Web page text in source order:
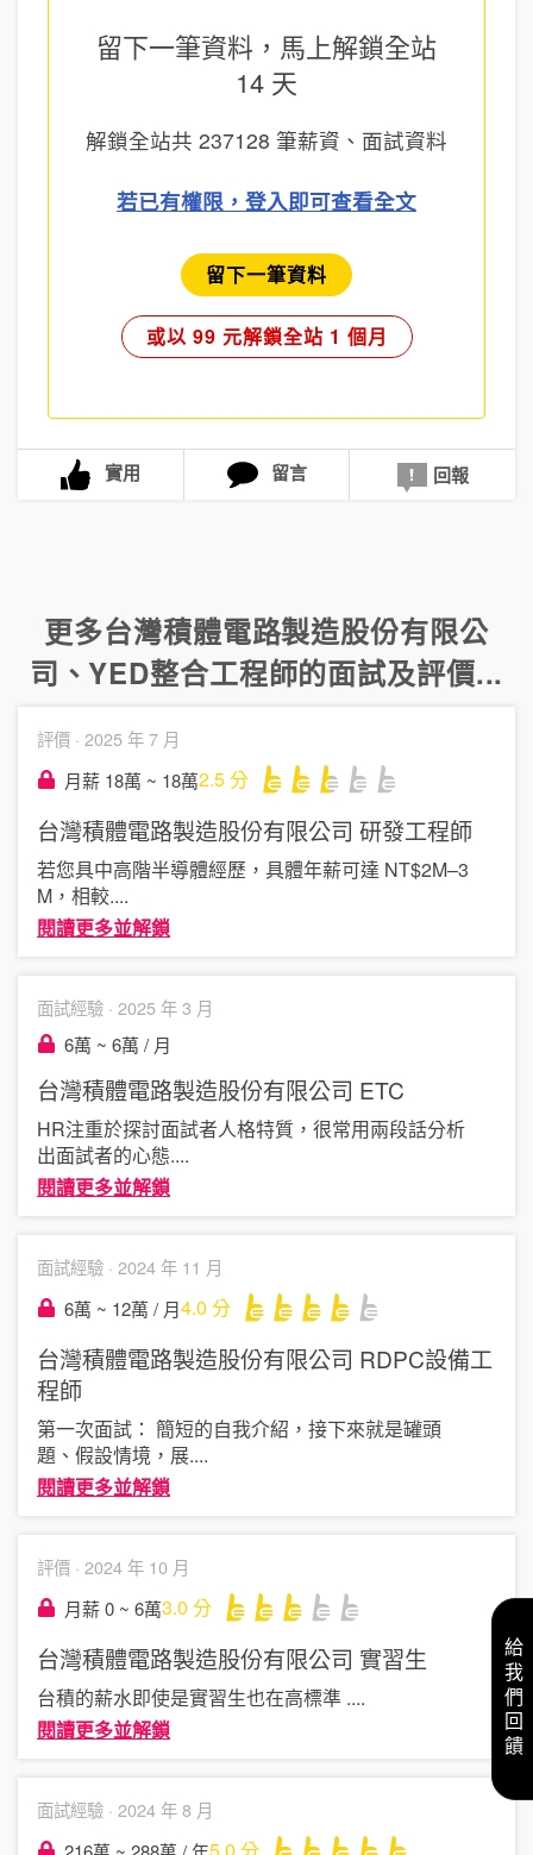
留下一筆資料，馬上解鎖全站
14 天
解鎖全站共 237128 筆薪資、面試資料
若已有權限，登入即可查看全文
留下一筆資料
或以 99 元解鎖全站 1 個月
實用 留言 回報
更多台灣積體電路製造股份有限公
司 、 YED整合工程師的面試及評價...
評價 · 2025 年 7 月
月薪 18萬 ~ 18萬2.5分
台灣積體電路製造股份有限公司 研發工程師
若您具中高階半導體經歷，具體年薪可達 NT$2M–3
M，相較....
閱讀更多並解鎖
面試經驗 · 2025 年 3 月
6萬 ~ 6萬 / 月
台灣積體電路製造股份有限公司 ETC
HR注重於探討面試者人格特質，很常用兩段話分析
出面試者的心態....
閱讀更多並解鎖
面試經驗 · 2024 年 11 月
6萬 ~ 12萬 / 月4.0 分
台灣積體電路製造股份有限公司 RDPC設備工
程師
第一次面試： 簡短的自我介紹，接下來就是罐頭
題、假設情境，展....
閱讀更多並解鎖
評價 · 2024 年 10 月
月薪 0 ~ 6萬3.0 分
台灣積體電路製造股份有限公司 實習生
台積的薪水即使是實習生也在高標準 ....
閱讀更多並解鎖
面試經驗 · 2024 年 8 月
給我們回饋